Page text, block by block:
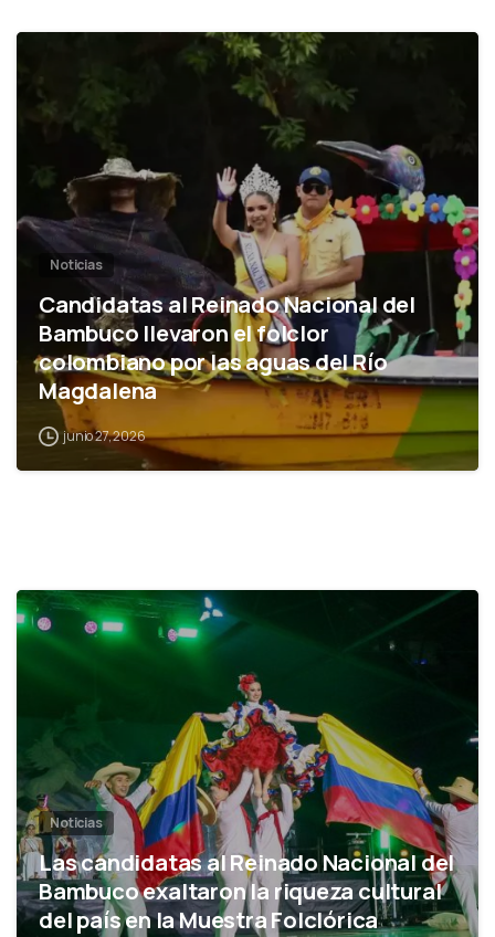
Noticias
Candidatas al Reinado Nacional del
Bambuco llevaron el folclor
colombiano por las aguas del Río
Magdalena
junio 27, 2026
Noticias
Las candidatas al Reinado Nacional del
Bambuco exaltaron la riqueza cultural
del país en la Muestra Folclórica